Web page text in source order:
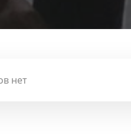
нет